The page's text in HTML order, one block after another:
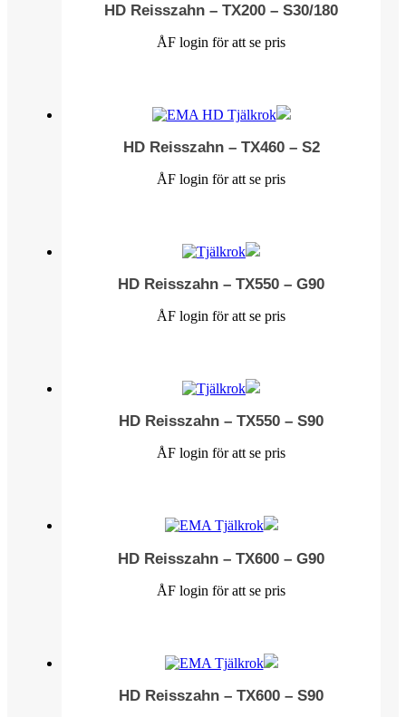
HD Reisszahn – TX200 – S30/180
ÅF login för att se pris
HD Reisszahn – TX460 – S2
ÅF login för att se pris
HD Reisszahn – TX550 – G90
ÅF login för att se pris
HD Reisszahn – TX550 – S90
ÅF login för att se pris
HD Reisszahn – TX600 – G90
ÅF login för att se pris
HD Reisszahn – TX600 – S90